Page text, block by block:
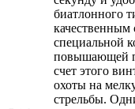
биатлонного
качественным
специальной
повышающей
счет этого
охоты на
стрельбы.